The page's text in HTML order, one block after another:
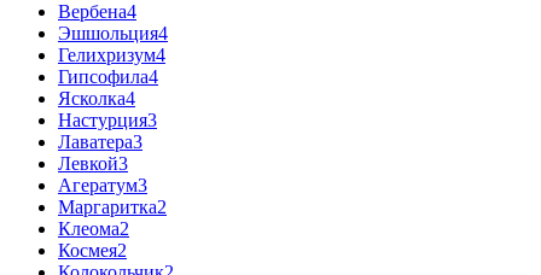
Вербена4
Эшшольция4
Гелихризум4
Гипсофила4
Ясколка4
Настурция3
Лаватера3
Левкой3
Агератум3
Маргаритка2
Клеома2
Космея2